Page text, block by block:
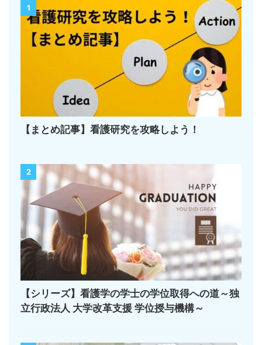
1
【まとめ記事】看護研究を攻略しよう！
2
【シリーズ】看護学の学士の学位取得への道～独
立行政法人 大学改革支援 学位授与機構～